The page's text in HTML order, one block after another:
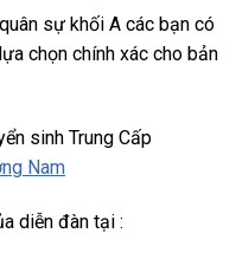
sự khối A các bạn có
chọn chính xác cho bản
sinh Trung Cấp
Nam
diễn đàn tại :